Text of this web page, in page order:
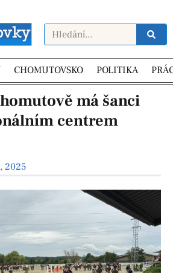
CHOMUTOVSKO POLITIKA
má šanci
centrem
2025